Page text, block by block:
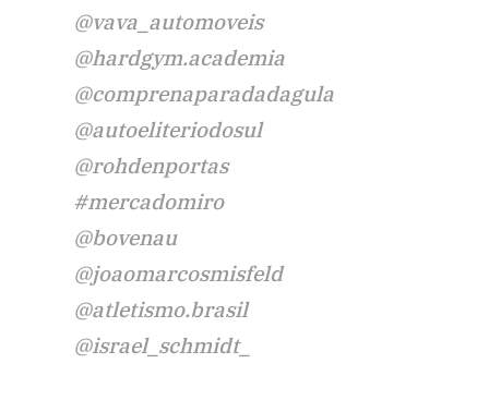
@vava_automoveis
@hardgym.academia
@comprenaparadadagula
@autoeliteriodosul
@rohdenportas
#mercadomiro
@bovenau
@joaomarcosmisfeld
@atletismo.brasil
@israel_schmidt_